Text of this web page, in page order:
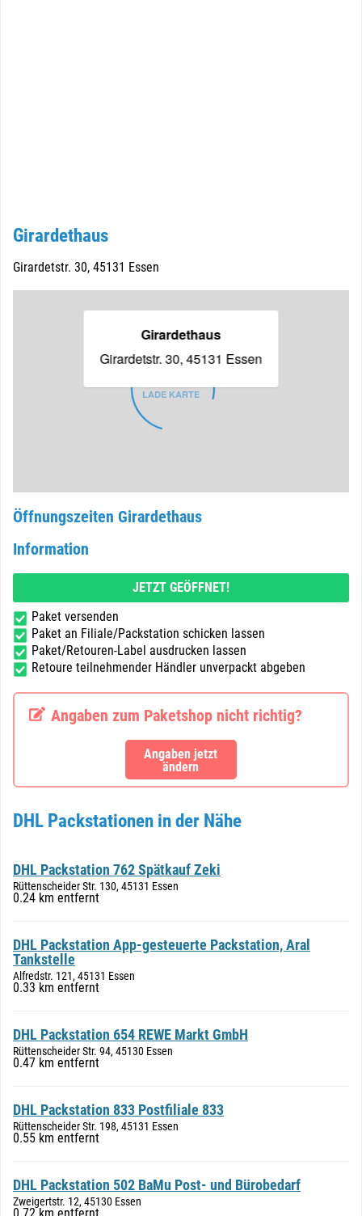
Girardethaus
Girardetstr. 30, 45131 Essen
LADE KARTE
Girardethaus
Girardetstr. 30, 45131 Essen
Öffnungszeiten Girardethaus
Information
JETZT GEÖFFNET!
Paket versenden
Paket an Filiale/Packstation schicken lassen
Paket/Retouren-Label ausdrucken lassen
Retoure teilnehmender Händler unverpackt abgeben
Angaben zum Paketshop nicht richtig?
Angaben jetzt
ändern
DHL Packstationen in der Nähe
DHL Packstation 762 Spätkauf Zeki
Rüttenscheider Str. 130, 45131 Essen
0.24 km entfernt
DHL Packstation App-gesteuerte Packstation, Aral
Tankstelle
Alfredstr. 121, 45131 Essen
0.33 km entfernt
DHL Packstation 654 REWE Markt GmbH
Rüttenscheider Str. 94, 45130 Essen
0.47 km entfernt
DHL Packstation 833 Postfiliale 833
Rüttenscheider Str. 198, 45131 Essen
0.55 km entfernt
DHL Packstation 502 BaMu Post- und Bürobedarf
Zweigertstr. 12, 45130 Essen